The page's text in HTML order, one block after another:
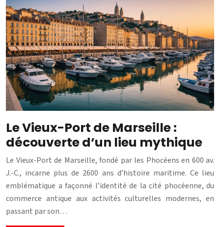
Le Vieux-Port de Marseille :
découverte d’un lieu mythique
Le Vieux-Port de Marseille, fondé par les Phocéens en 600 av.
J.-C., incarne plus de 2600 ans d’histoire maritime. Ce lieu
emblématique a façonné l’identité de la cité phocéenne, du
commerce antique aux activités culturelles modernes, en
passant par son…